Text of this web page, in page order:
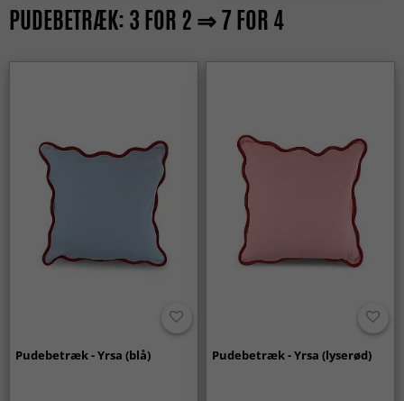
PUDEBETRÆK: 3 FOR 2 ⇒ 7 FOR 4
Pudebetræk - Yrsa (blå) Pudebetræk - Yrsa (lyserød)